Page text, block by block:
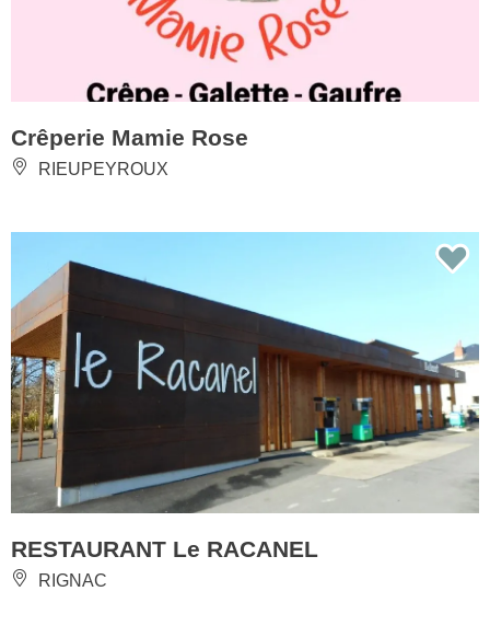
Crêperie Mamie Rose
RIEUPEYROUX
RESTAURANT Le RACANEL
RIGNAC